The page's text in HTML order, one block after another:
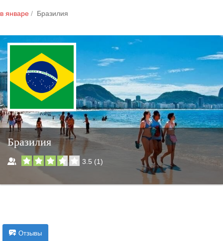
в январе Бразилия
Бразилия
3.5 (1)
Отзывы